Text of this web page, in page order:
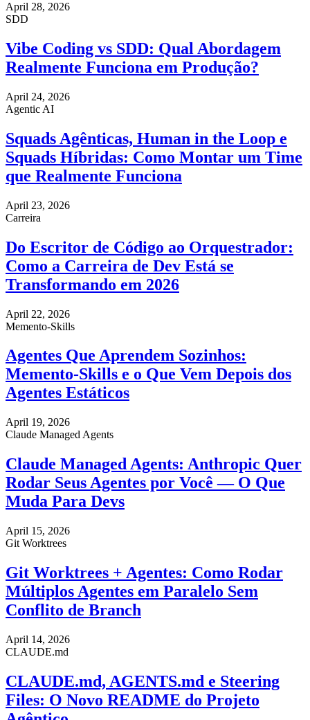
April 28, 2026
SDD
Vibe Coding vs SDD: Qual Abordagem
Realmente Funciona em Produção?
April 24, 2026
Agentic AI
Squads Agênticas, Human in the Loop e
Squads Híbridas: Como Montar um Time
que Realmente Funciona
April 23, 2026
Carreira
Do Escritor de Código ao Orquestrador:
Como a Carreira de Dev Está se
Transformando em 2026
April 22, 2026
Memento-Skills
Agentes Que Aprendem Sozinhos:
Memento-Skills e o Que Vem Depois dos
Agentes Estáticos
April 19, 2026
Claude Managed Agents
Claude Managed Agents: Anthropic Quer
Rodar Seus Agentes por Você — O Que
Muda Para Devs
April 15, 2026
Git Worktrees
Git Worktrees + Agentes: Como Rodar
Múltiplos Agentes em Paralelo Sem
Conflito de Branch
April 14, 2026
CLAUDE.md
CLAUDE.md, AGENTS.md e Steering
Files: O Novo README do Projeto